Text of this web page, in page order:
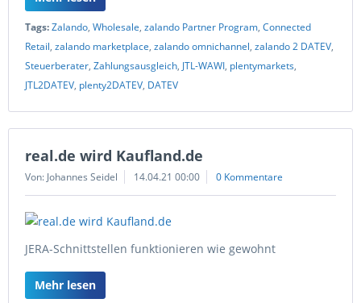
Tags:Zalando, Wholesale, zalando Partner Program, Connected
Retail, zalando marketplace, zalando omnichannel, zalando 2 DATEV,
Steuerberater, Zahlungsausgleich, JTL-WAWI, plentymarkets,
JTL2DATEV, plenty2DATEV, DATEV
real.de wird Kaufland.de
Von: Johannes Seidel 14.04.21 00:00 0 Kommentare
JERA-Schnittstellen funktionieren wie gewohnt
Mehr lesen